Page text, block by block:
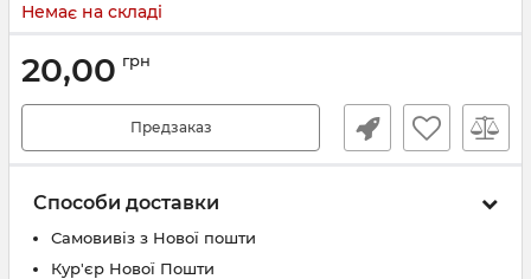
Немає на складі
20,00 грн
Предзаказ
Способи доставки
Самовивіз з Нової пошти
Кур'єр Нової Пошти